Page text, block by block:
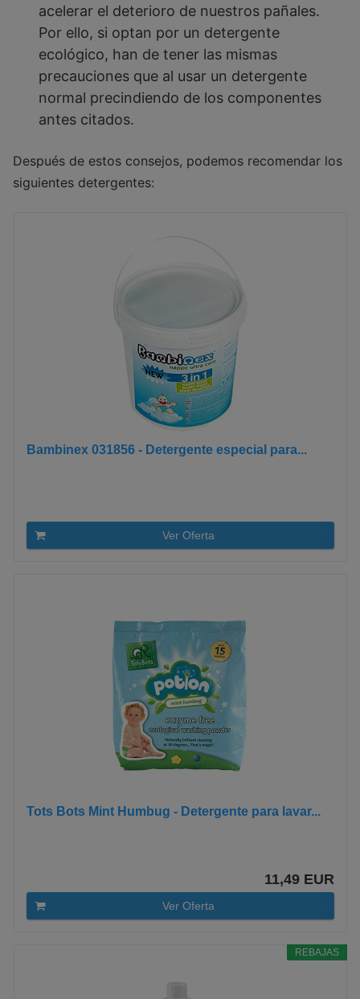
acelerar el deterioro de nuestros pañales.
Por ello, si optan por un detergente
ecológico, han de tener las mismas
precauciones que al usar un detergente
normal precindiendo de los componentes
antes citados.
Después de estos consejos, podemos recomendar los
siguientes detergentes:
Bambinex 031856 - Detergente especial para...
Ver Oferta
Tots Bots Mint Humbug - Detergente para lavar...
11,49 EUR
Ver Oferta
REBAJAS